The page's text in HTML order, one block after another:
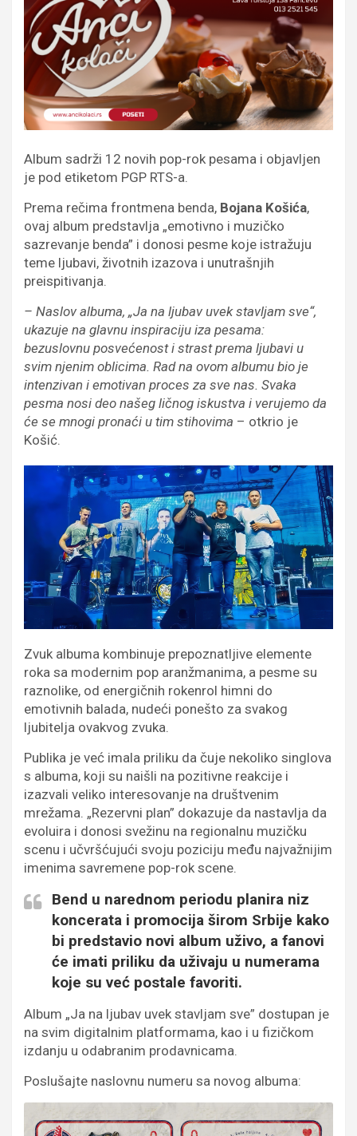
Album sadrži 12 novih pop-rok pesama i objavljen
je pod etiketom PGP RTS-a.
Prema rečima frontmena benda, Bojana Košića,
ovaj album predstavlja „emotivno i muzičko
sazrevanje benda” i donosi pesme koje istražuju
teme ljubavi, životnih izazova i unutrašnjih
preispitivanja.
– Naslov albuma, „Ja na ljubav uvek stavljam sve“,
ukazuje na glavnu inspiraciju iza pesama:
bezuslovnu posvećenost i strast prema ljubavi u
svim njenim oblicima. Rad na ovom albumu bio je
intenzivan i emotivan proces za sve nas. Svaka
pesma nosi deo našeg ličnog iskustva i verujemo da
će se mnogi pronaći u tim stihovima – otkrio je
Košić.
Zvuk albuma kombinuje prepoznatljive elemente
roka sa modernim pop aranžmanima, a pesme su
raznolike, od energičnih rokenrol himni do
emotivnih balada, nudeći ponešto za svakog
ljubitelja ovakvog zvuka.
Publika je već imala priliku da čuje nekoliko singlova
s albuma, koji su naišli na pozitivne reakcije i
izazvali veliko interesovanje na društvenim
mrežama. „Rezervni plan” dokazuje da nastavlja da
evoluira i donosi svežinu na regionalnu muzičku
scenu i učvršćujući svoju poziciju među najvažnijim
imenima savremene pop-rok scene.
Bend u narednom periodu planira niz
koncerata i promocija širom Srbije kako
bi predstavio novi album uživo, a fanovi
će imati priliku da uživaju u numerama
koje su već postale favoriti.
Album „Ja na ljubav uvek stavljam sve” dostupan je
na svim digitalnim platformama, kao i u fizičkom
izdanju u odabranim prodavnicama.
Poslušajte naslovnu numeru sa novog albuma: